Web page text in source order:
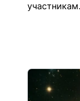
участникам.